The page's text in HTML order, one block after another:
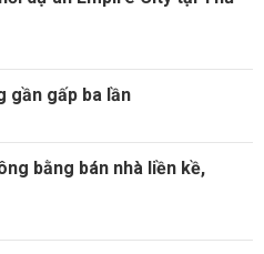
gần gấp ba lần
bằng bán nhà liền kề,